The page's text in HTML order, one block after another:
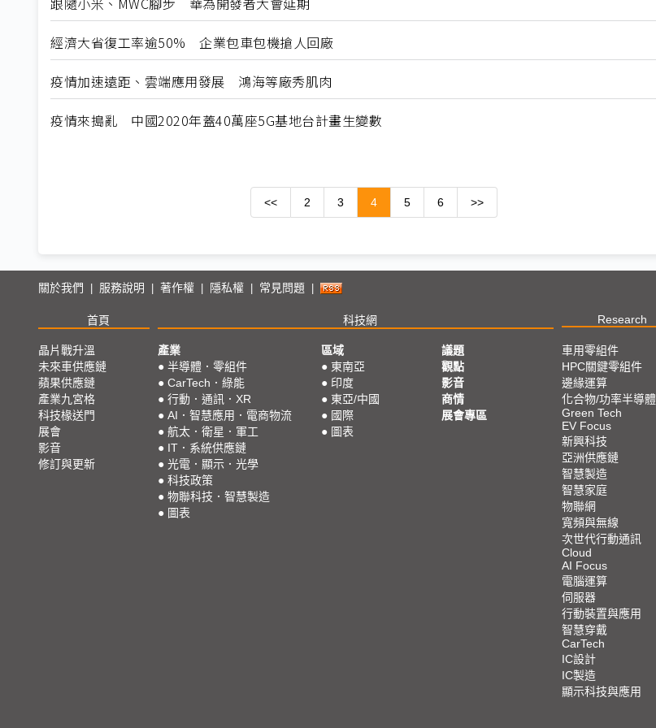
經濟大省復工率逾50% 企業包車包機搶人回廠
疫情加速遠距、雲端應用發展 鴻海等廠秀肌肉
疫情來搗亂 中國2020年蓋40萬座5G基地台計畫生變數
<< 2 3 4 5 6 >>
關於我們 服務說明 著作權 隱私權 常見問題
首頁 科技網 Research
晶片戰升溫
未來車供應鏈
蘋果供應鏈
產業九宮格
科技椽送門
展會
影音
修訂與更新
產業
● 半導體．零組件
● CarTech．綠能
● 行動．通訊．XR
● AI．智慧應用．電商物流
● 航太．衛星．軍工
● IT．系統供應鏈
● 光電．顯示．光學
● 科技政策
● 物聯科技．智慧製造
● 圖表
區域
● 東南亞
● 印度
● 東亞/中國
● 國際
● 圖表
議題
觀點
影音
商情
展會專區
車用零組件
HPC關鍵零組件
邊緣運算
化合物/功率半導體
Green Tech
EV Focus
新興科技
亞洲供應鏈
智慧製造
智慧家庭
物聯網
寬頻與無線
次世代行動通訊
Cloud
AI Focus
電腦運算
伺服器
行動裝置與應用
智慧穿戴
CarTech
IC設計
IC製造
顯示科技與應用